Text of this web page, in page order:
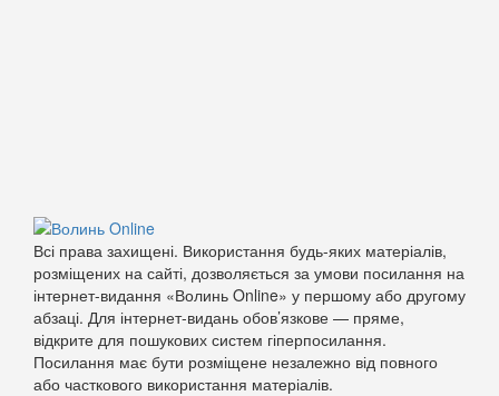
Всі права захищені. Використання будь-яких матеріалів,
розміщених на сайті, дозволяється за умови посилання на
інтернет-видання «Волинь Online» у першому або другому
абзаці. Для інтернет-видань обов’язкове — пряме,
відкрите для пошукових систем гіперпосилання.
Посилання має бути розміщене незалежно від повного
або часткового використання матеріалів.